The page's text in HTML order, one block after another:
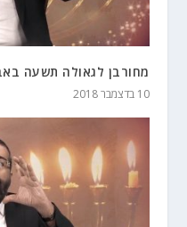
מחורבן לגאולה תשעה
10 בדצמבר 2018